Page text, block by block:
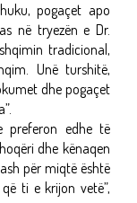
pogaçet apo
në tryezën e Dr.
tradicional,
Unë turshitë,
dhe pogaçet
preferon edhe të
dhe kënaqen
për miqtë është
ti e krijon vetë”,